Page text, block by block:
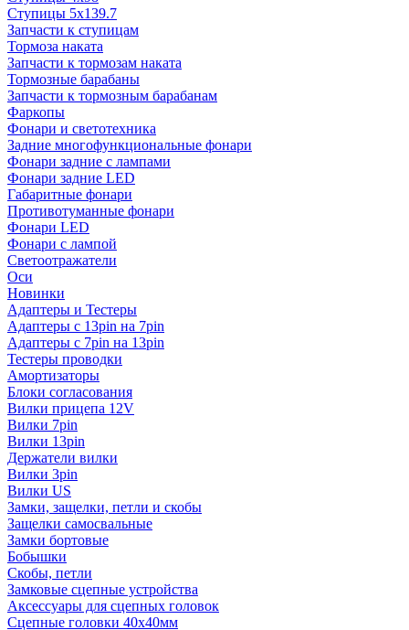
Ступицы 5x139.7
Запчасти к ступицам
Тормоза наката
Запчасти к тормозам наката
Тормозные барабаны
Запчасти к тормозным барабанам
Фаркопы
Фонари и светотехника
Задние многофункциональные фонари
Фонари задние с лампами
Фонари задние LED
Габаритные фонари
Противотуманные фонари
Фонари LED
Фонари с лампой
Светоотражатели
Оси
Новинки
Адаптеры и Тестеры
Адаптеры с 13pin на 7pin
Адаптеры с 7pin на 13pin
Тестеры проводки
Амортизаторы
Блоки согласования
Вилки прицепа 12V
Вилки 7pin
Вилки 13pin
Держатели вилки
Вилки 3pin
Вилки US
Замки, защелки, петли и скобы
Защелки самосвальные
Замки бортовые
Бобышки
Скобы, петли
Замковые сцепные устройства
Аксессуары для сцепных головок
Сцепные головки 40x40мм